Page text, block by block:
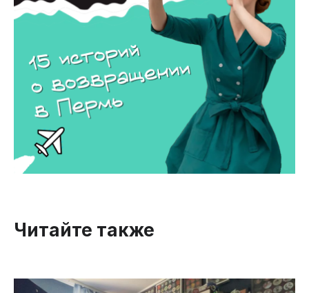
Читайте также